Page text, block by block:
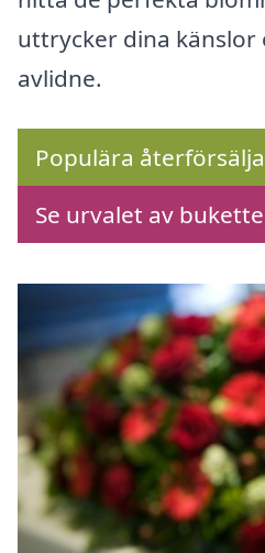
uttrycker dina känslor
avlidne.
Populära
Se urvalet av